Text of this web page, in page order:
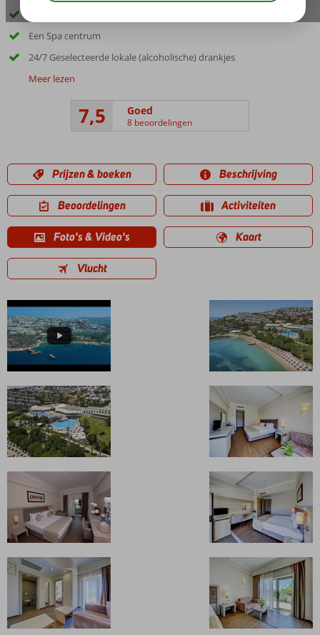
Een Spa centrum
24/7 Geselecteerde lokale (alcoholische) drankjes
Meer lezen
7,5 Goed
8 beoordelingen
Prijzen & boeken Beschrijving
Beoordelingen Activiteiten
Foto's & Video's Kaart
Vlucht